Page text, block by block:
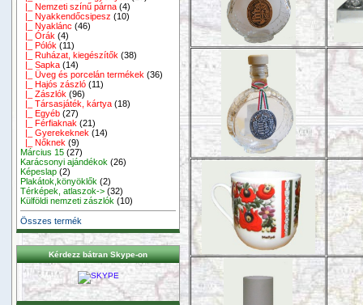
|_ Nemzeti színű párna (4)
|_ Nyakkendőcsipesz (10)
|_ Nyaklánc (46)
|_ Órák (4)
|_ Pólók (11)
|_ Ruházat, kiegészítők (38)
|_ Sapka (14)
|_ Üveg és porcelán termékek (36)
|_ Hajós zászló (11)
|_ Zászlók (96)
|_ Társasjáték, kártya (18)
|_ Egyéb (27)
|_ Férfiaknak (21)
|_ Gyerekeknek (14)
|_ Nőknek (9)
Március 15 (27)
Karácsonyi ajándékok (26)
Képeslap (2)
Plakátok,könyöklők (2)
Térképek, atlaszok-> (32)
Külföldi nemzeti zászlók (10)
Összes termék
Kérdezz bátran Skype-on